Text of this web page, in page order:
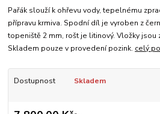
Pařák slouží k ohřevu vody, tepelnému
přípravu krmiva. Spodní díl je vyroben z
topeniště 2 mm, rošt je litinový. Vložky jsou
Skladem pouze v provedení pozink. celý
Dostupnost Skladem